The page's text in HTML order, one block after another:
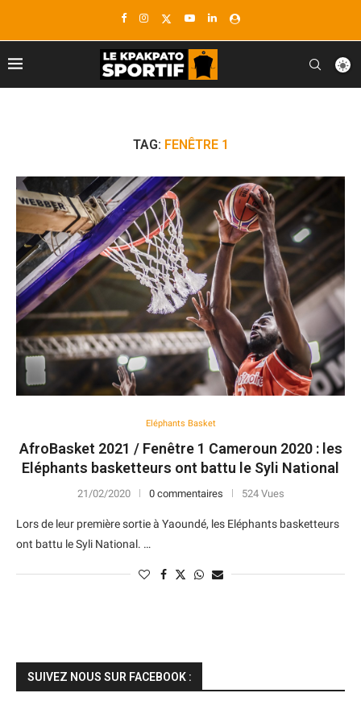
TAG: FENÊTRE 1
Eléphants Basket
AfroBasket 2021 / Fenêtre 1 Cameroun 2020 : les
Eléphants basketteurs ont battu le Syli National
21/02/2020 0 commentaires 524 Vues
Lors de leur première sortie à Yaoundé, les Eléphants basketteurs
ont battu le Syli National. …
SUIVEZ NOUS SUR FACEBOOK :